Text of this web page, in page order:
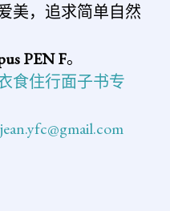
美，追求简单自然
PEN F。
食住行面子书专
jean.yfc@gmail.com